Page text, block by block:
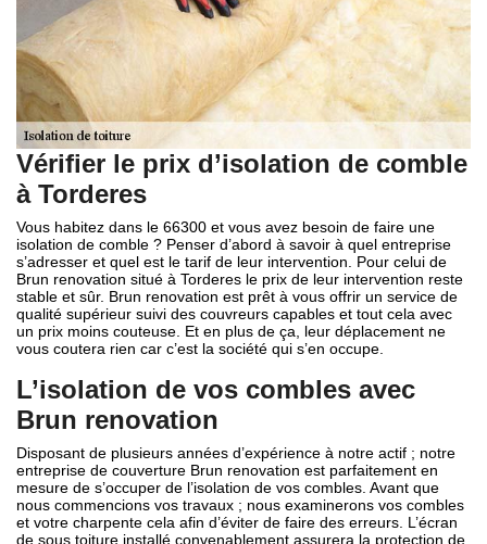
Vérifier le prix d’isolation de comble
à Torderes
Vous habitez dans le 66300 et vous avez besoin de faire une
isolation de comble ? Penser d’abord à savoir à quel entreprise
s’adresser et quel est le tarif de leur intervention. Pour celui de
Brun renovation situé à Torderes le prix de leur intervention reste
stable et sûr. Brun renovation est prêt à vous offrir un service de
qualité supérieur suivi des couvreurs capables et tout cela avec
un prix moins couteuse. Et en plus de ça, leur déplacement ne
vous coutera rien car c’est la société qui s’en occupe.
L’isolation de vos combles avec
Brun renovation
Disposant de plusieurs années d’expérience à notre actif ; notre
entreprise de couverture Brun renovation est parfaitement en
mesure de s’occuper de l’isolation de vos combles. Avant que
nous commencions vos travaux ; nous examinerons vos combles
et votre charpente cela afin d’éviter de faire des erreurs. L’écran
de sous toiture installé convenablement assurera la protection de